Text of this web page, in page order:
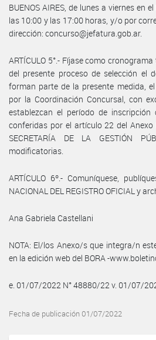
BUENOS AIRES, de lunes a viernes en
las 10:00 y las 17:00 horas, y/o por
dirección: concurso@jefatura.gob.ar.
ARTÍCULO 5°.- Fíjase como
del presente proceso de selección el
forman parte de la presente medida,
por la Coordinación Concursal, con
establezcan el período de
conferidas por el artículo 22 del
SECRETARÍA DE LA GESTIÓN
modificatorias.
ARTÍCULO 6º.- Comuníquese,
NACIONAL DEL REGISTRO OFICIAL y
Ana Gabriela Castellani
NOTA: El/los Anexo/s que integra/n
en la edición web del BORA -
e. 01/07/2022 N° 48880/22 v. 01/07/
Fecha de publicación 01/07/2022